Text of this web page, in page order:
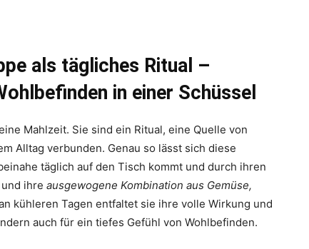
als tägliches Ritual –
in einer Schüssel
Mahlzeit. Sie sind ein Ritual, eine Quelle von
Alltag verbunden. Genau so lässt sich diese
täglich auf den Tisch kommt und durch ihren
ihre ausgewogene Kombination aus Gemüse,
kühleren Tagen entfaltet sie ihre volle Wirkung und
auch für ein tiefes Gefühl von Wohlbefinden.